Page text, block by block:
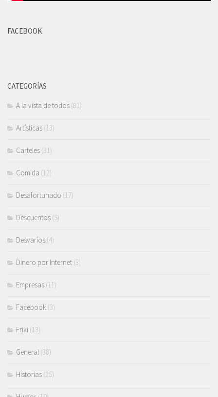
FACEBOOK
CATEGORÍAS
A la vista de todos (81)
Artísticas (13)
Carteles (31)
Comida (12)
Desafortunado (17)
Descuentos (5)
Desvaríos (4)
Dinero por Internet (3)
Empresas (11)
Facebook (3)
Friki (13)
General (38)
Historias (25)